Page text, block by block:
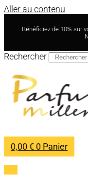
Aller au contenu
Bénéficiez de 10% sur
Rechercher
0,00€ 0 Panier